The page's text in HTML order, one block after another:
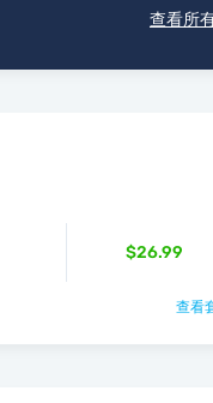
查看所
$26.99
查看